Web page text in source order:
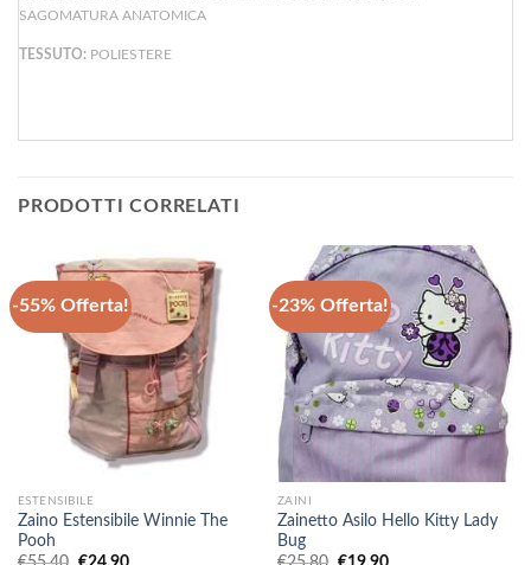
SAGOMATURA ANATOMICA
TESSUTO: POLIESTERE
PRODOTTI CORRELATI
-55% Offerta!
ESTENSIBILE
Zaino Estensibile Winnie The
Pooh
-23% Offerta!
ZAINI
Zainetto Asilo Hello Kitty Lady
Bug